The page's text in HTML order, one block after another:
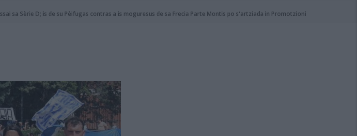
sa Sèrie D; is de su Pèifugas contras a is moguresus de sa Frecia Parte Montis po s'artziada in Promotzioni